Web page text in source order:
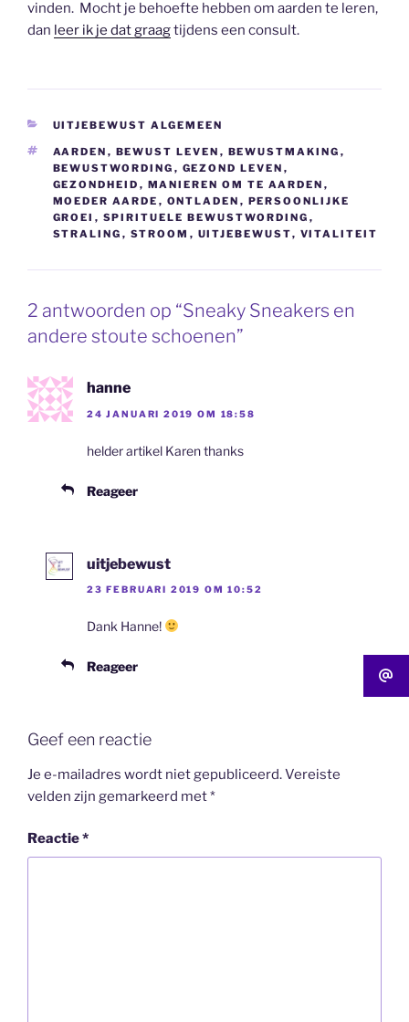
vinden. Mocht je behoefte hebben om aarden te leren,
dan leer ik je dat graagtijdens een consult.
CATEGORIEËN
UITJEBEWUST ALGEMEEN
TAGS
AARDEN , BEWUST LEVEN , BEWUSTMAKING ,
BEWUSTWORDING , GEZOND LEVEN ,
GEZONDHEID , MANIEREN OM TE AARDEN ,
MOEDER AARDE , ONTLADEN , PERSOONLIJKE
GROEI , SPIRITUELE BEWUSTWORDING ,
STRALING , STROOM , UITJEBEWUST, VITALITEIT
2 antwoorden op “Sneaky Sneakers en
andere stoute schoenen”
hanne
24 JANUARI 2019 OM 18:58
helder artikel Karen thanks
Reageer
uitjebewust
23 FEBRUARI 2019 OM 10:52
Dank Hanne!
Reageer
Geef een reactie
Je e-mailadres wordt niet gepubliceerd.Vereiste
velden zijn gemarkeerd met*
Reactie*